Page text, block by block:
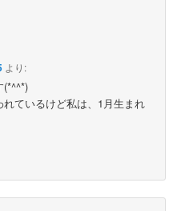
より:
(*^^*)
ているけど私は、1月生まれ